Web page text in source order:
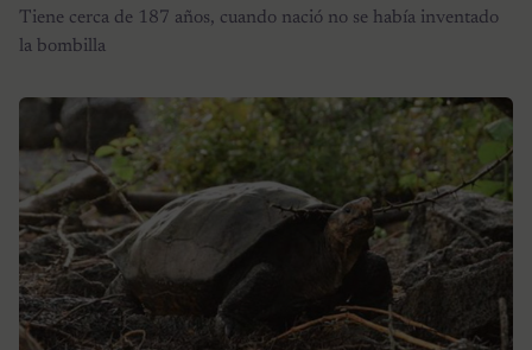
Tiene cerca de 187 años, cuando nació no se había inventado
la bombilla